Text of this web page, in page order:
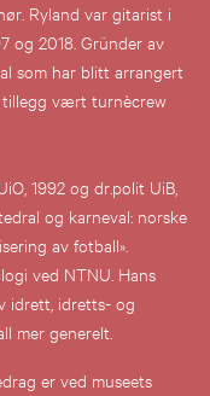
Ryland var gitarist i
og 2018. Gründer av
som har blitt arrangert
tillegg vært turnècrew
1992 og dr.polit UiB,
og karneval: norske
av fotball».
ved NTNU. Hans
idrett, idretts- og
mer generelt.
er ved museets